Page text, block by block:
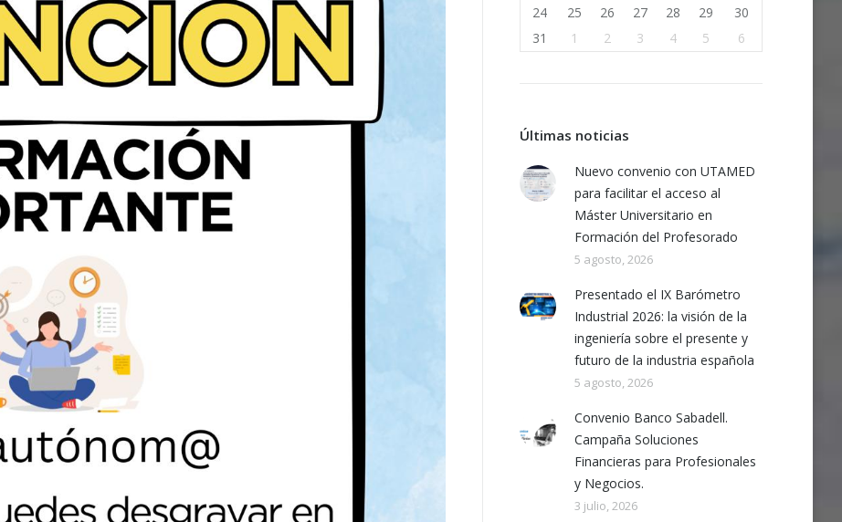
24
25 26 27 28 29
30
31
1 2 3 4 5 6
Últimas noticias
Nuevo convenio con UTAMED
para facilitar el acceso al
Máster Universitario en
Formación del Profesorado
5 agosto, 2026
Presentado el IX Barómetro
Industrial 2026: la visión de la
ingeniería sobre el presente y
futuro de la industria española
5 agosto, 2026
Convenio Banco Sabadell.
Campaña Soluciones
Financieras para Profesionales
y Negocios.
3 julio, 2026